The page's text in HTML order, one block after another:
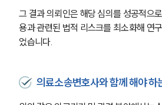
그 결과 의뢰인은 해당 심의를 성공적으
용과 관련된 법적 리스크를 최소화해 연
었습니다.
의료소송변호사와 함께 해야 하